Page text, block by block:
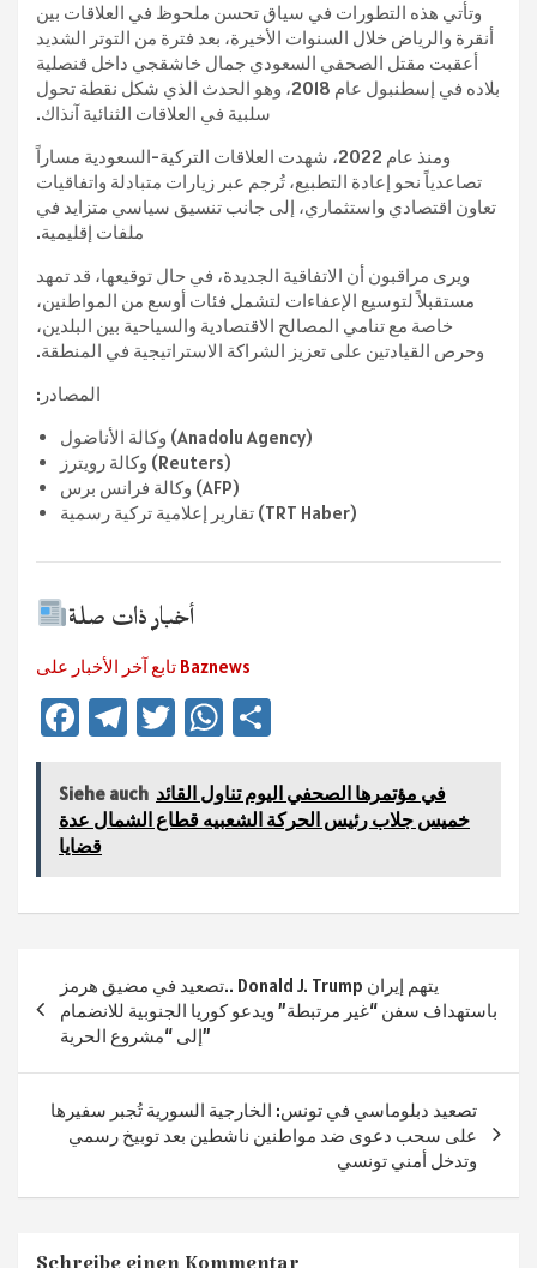
وتأتي هذه التطورات في سياق تحسن ملحوظ في العلاقات بين
أنقرة والرياض خلال السنوات الأخيرة، بعد فترة من التوتر الشديد
أعقبت مقتل الصحفي السعودي جمال خاشقجي داخل قنصلية
بلاده في إسطنبول عام 2018، وهو الحدث الذي شكل نقطة تحول
سلبية في العلاقات الثنائية آنذاك.
ومنذ عام 2022، شهدت العلاقات التركية-السعودية مساراً
تصاعدياً نحو إعادة التطبيع، تُرجم عبر زيارات متبادلة واتفاقيات
تعاون اقتصادي واستثماري، إلى جانب تنسيق سياسي متزايد في
ملفات إقليمية.
ويرى مراقبون أن الاتفاقية الجديدة، في حال توقيعها، قد تمهد
مستقبلاً لتوسيع الإعفاءات لتشمل فئات أوسع من المواطنين،
خاصة مع تنامي المصالح الاقتصادية والسياحية بين البلدين،
وحرص القيادتين على تعزيز الشراكة الاستراتيجية في المنطقة.
المصادر:
وكالة الأناضول (Anadolu Agency)
وكالة رويترز (Reuters)
وكالة فرانس برس (AFP)
تقارير إعلامية تركية رسمية (TRT Haber)
أخبار ذات صلة
تابع آخر الأخبار على Baznews
Fa
b
o
ok
Te
gr
a
T
tt
er
W
at
sA
p
n
Siehe auch في مؤتمرها الصحفي اليوم تناول القائد
خميس جلاب رئيس الحركة الشعبيه قطاع الشمال عدة
قضايا
تصعيد في مضيق هرمز.. Donald J. Trump يتهم إيران
باستهداف سفن “غير مرتبطة” ويدعو كوريا الجنوبية للانضمام
إلى “مشروع الحرية”
تصعيد دبلوماسي في تونس: الخارجية السورية تُجبر سفيرها
على سحب دعوى ضد مواطنين ناشطين بعد توبيخ رسمي
وتدخل أمني تونسي